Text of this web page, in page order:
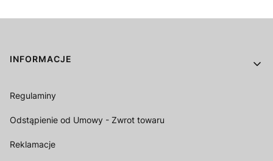
Linki w stopce
INFORMACJE
Regulaminy
Odstąpienie od Umowy - Zwrot towaru
Reklamacje